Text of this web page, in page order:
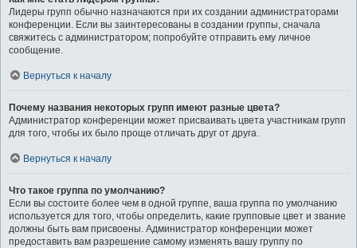
Лидеры групп обычно назначаются при их создании администраторами
конференции. Если вы заинтересованы в создании группы, сначала
свяжитесь с администратором; попробуйте отправить ему личное
сообщение.
Вернуться к началу
Почему названия некоторых групп имеют разные цвета?
Администратор конференции может присваивать цвета участникам групп
для того, чтобы их было проще отличать друг от друга.
Вернуться к началу
Что такое группа по умолчанию?
Если вы состоите более чем в одной группе, ваша группа по умолчанию
используется для того, чтобы определить, какие групповые цвет и звание
должны быть вам присвоены. Администратор конференции может
предоставить вам разрешение самому изменять вашу группу по